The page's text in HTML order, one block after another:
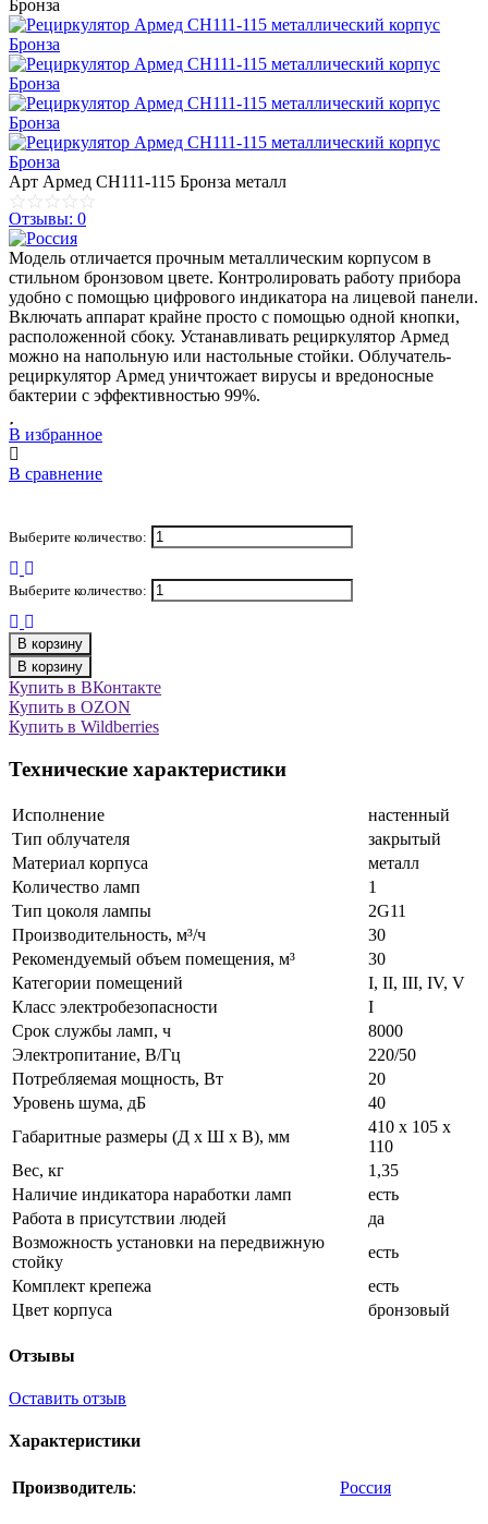
Арт Армед СH111-115 Бронза металл
Отзывы: 0
Модель отличается прочным металлическим корпусом в
стильном бронзовом цвете. Контролировать работу прибора
удобно с помощью цифрового индикатора на лицевой панели.
Включать аппарат крайне просто с помощью одной кнопки,
расположенной сбоку. Устанавливать рециркулятор Армед
можно на напольную или настольные стойки. Облучатель-
рециркулятор Армед уничтожает вирусы и вредоносные
бактерии с эффективностью 99%.
В избранное
В сравнение
Выберите количество:
Выберите количество:
В корзину
В корзину
Купить в ВКонтакте
Купить в OZON
Купить в Wildberries
Технические характеристики
Исполнение
настенный
Тип облучателя
закрытый
Материал корпуса
металл
Количество ламп
1
Тип цоколя лампы
2G11
Производительность, м³/ч
30
Рекомендуемый объем помещения, м³
30
Категории помещений
I, II, III, IV, V
Класс электробезопасности
I
Срок службы ламп, ч
8000
Электропитание, В/Гц
220/50
Потребляемая мощность, Вт
20
Уровень шума, дБ
40
Габаритные размеры (Д х Ш х В), мм
410 х 105 х
110
Вес, кг
1,35
Наличие индикатора наработки ламп
есть
Работа в присутствии людей
да
Возможность установки на передвижную
стойку
есть
Комплект крепежа
есть
Цвет корпуса
бронзовый
Отзывы
Оставить отзыв
Характеристики
Производитель: Россия